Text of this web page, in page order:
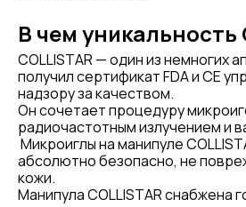
В чем уникальность
COLLISTAR — один из немногих
получил сертификат FDA и CE
надзору за качеством.
Он сочетает процедуру
радиочастотным излучением и
Микроиглы на манипуле
абсолютно безопасно, не
кожи.
Манипула COLLISTAR снабжена